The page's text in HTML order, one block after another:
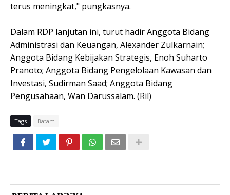
terus meningkat," pungkasnya.
Dalam RDP lanjutan ini, turut hadir Anggota Bidang
Administrasi dan Keuangan, Alexander Zulkarnain;
Anggota Bidang Kebijakan Strategis, Enoh Suharto
Pranoto; Anggota Bidang Pengelolaan Kawasan dan
Investasi, Sudirman Saad; Anggota Bidang
Pengusahaan, Wan Darussalam. (Ril)
Tags Batam